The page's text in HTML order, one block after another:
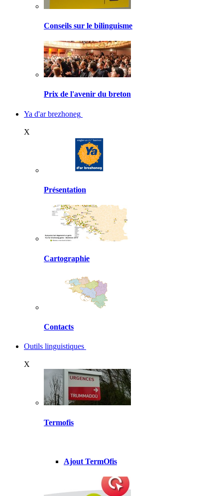
Conseils sur le bilinguisme
Prix de l'avenir du breton
Ya d'ar brezhoneg
X
Présentation
Cartographie
Contacts
Outils linguistiques
X
Termofis
Ajout TermOfis